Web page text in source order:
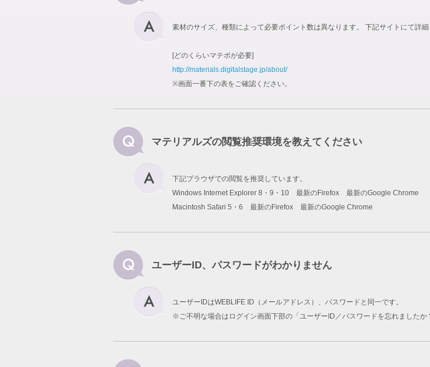
素材のサイズ、種類によって必要ポイント数は異なります。 下記サイトにて詳
[どのくらいマテポが必要]
http://materials.digitalstage.jp/about/
※画面一番下の表をご確認ください。
マテリアルズの閲覧推奨環境を教えてください
下記ブラウザでの閲覧を推奨しています。
Windows Internet Explorer 8・9・10 最新のFirefox 最新のGoogle Chrome
Macintosh Safari 5・6 最新のFirefox 最新のGoogle Chrome
ユーザーID、パスワードがわかりません
ユーザーIDはWEBLIFE ID（メールアドレス）、パスワードと同一です。
※ご不明な場合はログイン画面下部の「ユーザーID／パスワードを忘れましたか